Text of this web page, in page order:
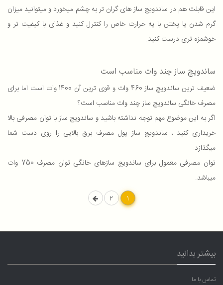
این قابلت هم در ساندویچ ساز های گران تر به چشم میخورد و میتوانید میزان
گرم شدن یا پختن با یه حرارت خاص را کنترل کنید و غذای با کیفیت تر و
خوشمزه تری درست کنید.
ساندویچ ساز چند وات مناسب است
ضعیف ترین ساندویچ ساز 460 وات و قوی ترین آن 1400 وات است اما برای
مصرف خانگی ساندویچ ساز چند وات مناسب است؟
اگر به این موضوع مهم توجه نداشته باشید و ساندویچ ساز با توان مصرفی بالا
خریداری کنید ، ساندویچ ساز پول مصرف برق بالایی را روی دست شما
میگذازد.
توان مصرفی معمول برای ساندویج سازهای خانگی توان مصرف 750 وات
میباشد.
2
بیشتر بدانید
تماس با ما